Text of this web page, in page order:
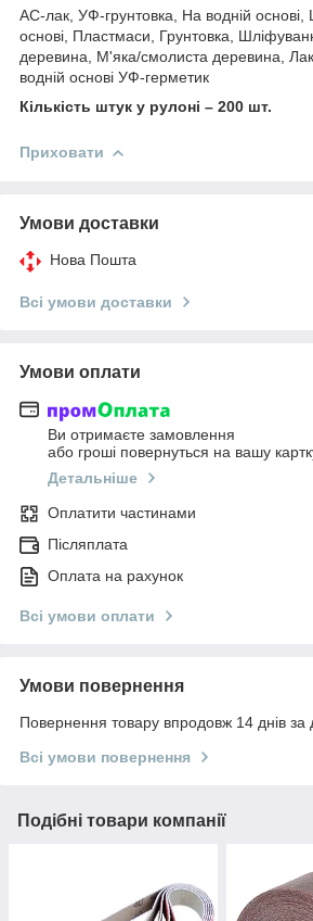
AC-лак, УФ-грунтовка, На водній
основі, Пластмаси, Грунтовка,
деревина, М'яка/смолиста деревина,
водній основі УФ-герметик
Кількість штук у рулоні – 200 шт.
Приховати
Умови доставки
Нова Пошта
Всі умови доставки
Умови оплати
Ви отримаєте замовлення
або гроші повернуться на вашу
Детальніше
Оплатити частинами
Післяплата
Оплата на рахунок
Всі умови оплати
Умови повернення
Повернення товару впродовж 14 днів за
Всі умови повернення
Подібні товари компанії